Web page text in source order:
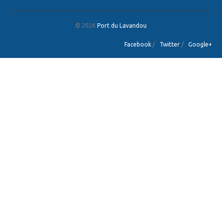
© 2026 Port du Lavandou
Facebook / Twitter / Google+